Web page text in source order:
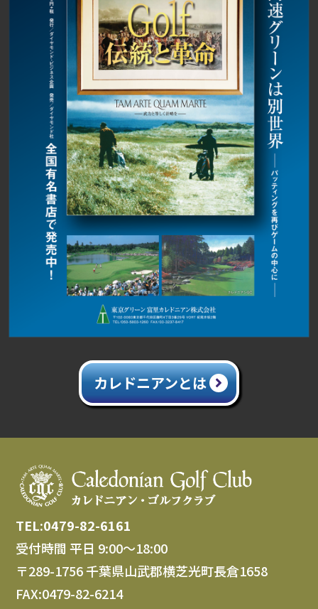
カレドニアンとは
TEL:0479-82-6161
受付時間 平日 9:00～18:00
〒289-1756 千葉県山武郡横芝光町長倉1658
FAX:0479-82-6214